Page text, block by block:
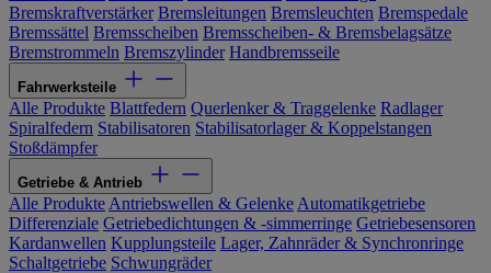
Bremskraftverstärker Bremsleitungen Bremsleuchten Bremspedale
Bremssättel Bremsscheiben Bremsscheiben- & Bremsbelagsätze
Bremstrommeln Bremszylinder Handbremsseile
Fahrwerksteile
Alle Produkte Blattfedern Querlenker & Traggelenke Radlager
Spiralfedern Stabilisatoren Stabilisatorlager & Koppelstangen
Stoßdämpfer
Getriebe & Antrieb
Alle Produkte Antriebswellen & Gelenke Automatikgetriebe
Differenziale Getriebedichtungen & -simmerringe Getriebesensoren
Kardanwellen Kupplungsteile Lager, Zahnräder & Synchronringe
Schaltgetriebe Schwungräder